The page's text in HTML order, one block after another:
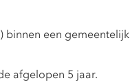
binnen een
afgelopen 5 jaar.